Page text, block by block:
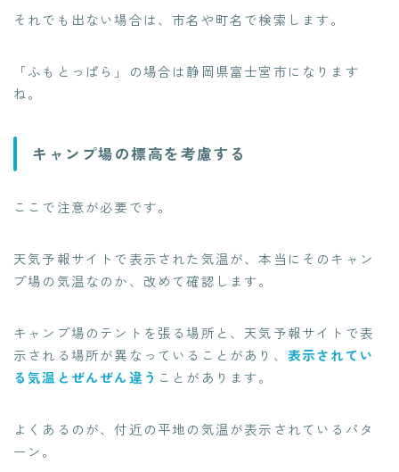
それでも出ない場合は、市名や町名で検索します。
「ふもとっぱら」の場合は静岡県富士宮市になります
ね。
キャンプ場の標高を考慮する
ここで注意が必要です。
天気予報サイトで表示された気温が、本当にそのキャン
プ場の気温なのか、改めて確認します。
キャンプ場のテントを張る場所と、天気予報サイトで表
示される場所が異なっていることがあり、 表示されてい
る気温とぜんぜん違う ことがあります。
よくあるのが、付近の平地の気温が表示されているパタ
ーン。